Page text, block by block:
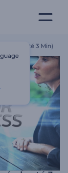
- Até 3 Min)